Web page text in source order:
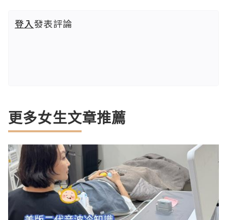
登入發表評論
更多女生文章推薦